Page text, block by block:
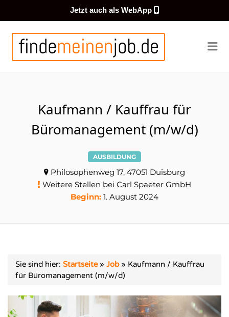
Jetzt auch als WebApp
Kaufmann / Kauffrau für
Büromanagement (m/w/d)
AUSBILDUNG
Philosophenweg 17, 47051 Duisburg
Weitere Stellen bei Carl Spaeter GmbH
Beginn: 1. August 2024
Sie sind hier: Startseite» Job» Kaufmann / Kauffrau
für Büromanagement (m/w/d)